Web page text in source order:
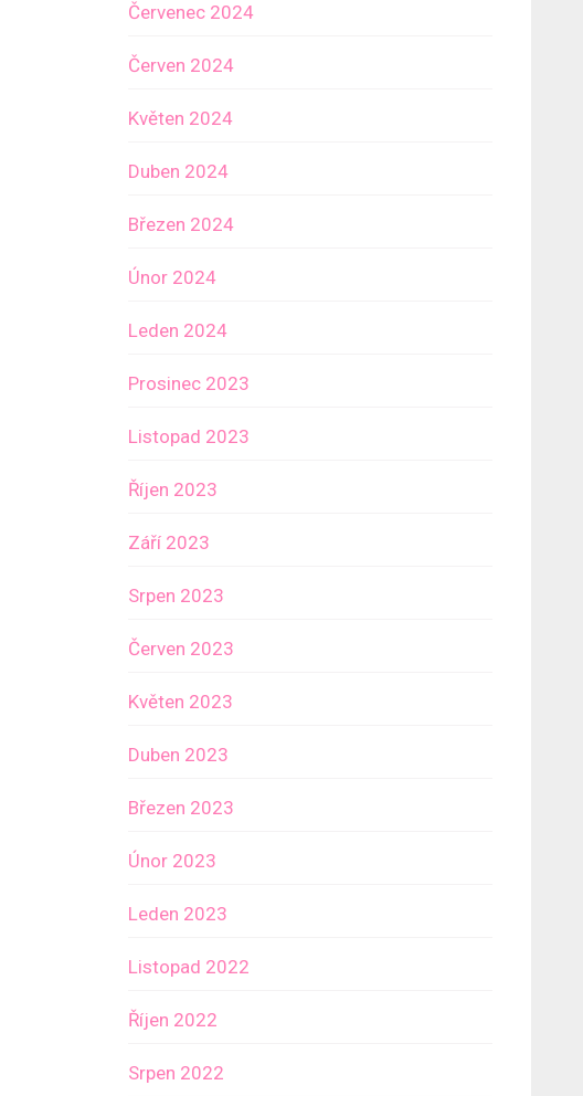
Červenec 2024
Červen 2024
Květen 2024
Duben 2024
Březen 2024
Únor 2024
Leden 2024
Prosinec 2023
Listopad 2023
Říjen 2023
Září 2023
Srpen 2023
Červen 2023
Květen 2023
Duben 2023
Březen 2023
Únor 2023
Leden 2023
Listopad 2022
Říjen 2022
Srpen 2022